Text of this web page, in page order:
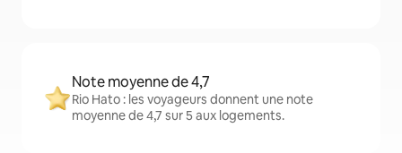
Note moyenne de 4,7
Rio Hato : les voyageurs donnent une note
moyenne de 4,7 sur 5 aux logements.